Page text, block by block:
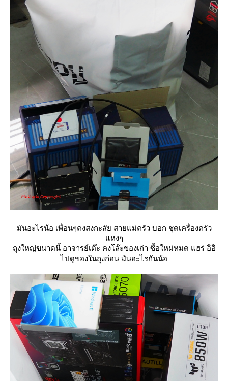
มันอะไรน้อ เพื่อนๆคงสงกะสัย สายแม่ครัว บอก ชุดเครื่องครัว
หงๆ
ถุงใหญ่ขนาดนี้ อาจารย์เต๊ะ คงโล๊ะของเก่า ซื้อใหม่หมด แฮร่ อิอิ
ไปดูของในถุงก่อน มันอะไรกันน้อ